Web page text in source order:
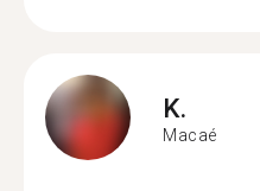
K.
Macaé